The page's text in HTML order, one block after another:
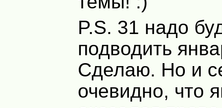
P.S. 31 надо
подводить
Сделаю. Но и
очевидно, что